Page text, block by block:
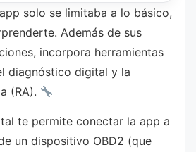
solo se limitaba a lo básico,
Además de sus
incorpora herramientas
diagnóstico digital y la
(RA).
te permite conectar la app a
un dispositivo OBD2 (que